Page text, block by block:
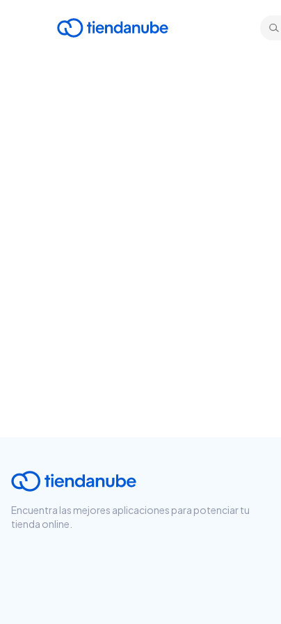
Encuentra las mejores aplicaciones para potenciar tu
tienda online.